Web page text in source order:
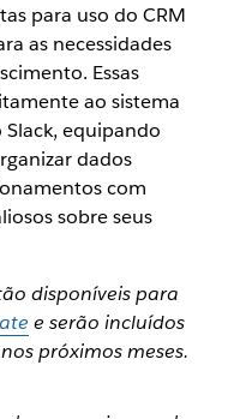
para uso do CRM
as necessidades
Essas
ao sistema
equipando
dados
com
sobre seus
disponíveis para
e serão incluídos
próximos meses.